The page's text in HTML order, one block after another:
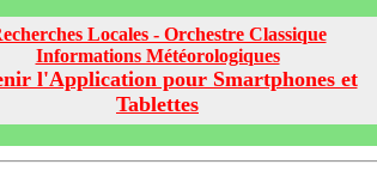
Locales - Orchestre Classique
Informations Météorologiques
l'Application pour Smartphones et
Tablettes